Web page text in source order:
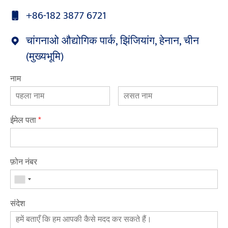
+86-182 3877 6721
चांगनाओ औद्योगिक पार्क, झिंजियांग, हेनान, चीन
(मुख्यभूमि)
नाम
ईमेल पता*
फ़ोन नंबर
संदेश